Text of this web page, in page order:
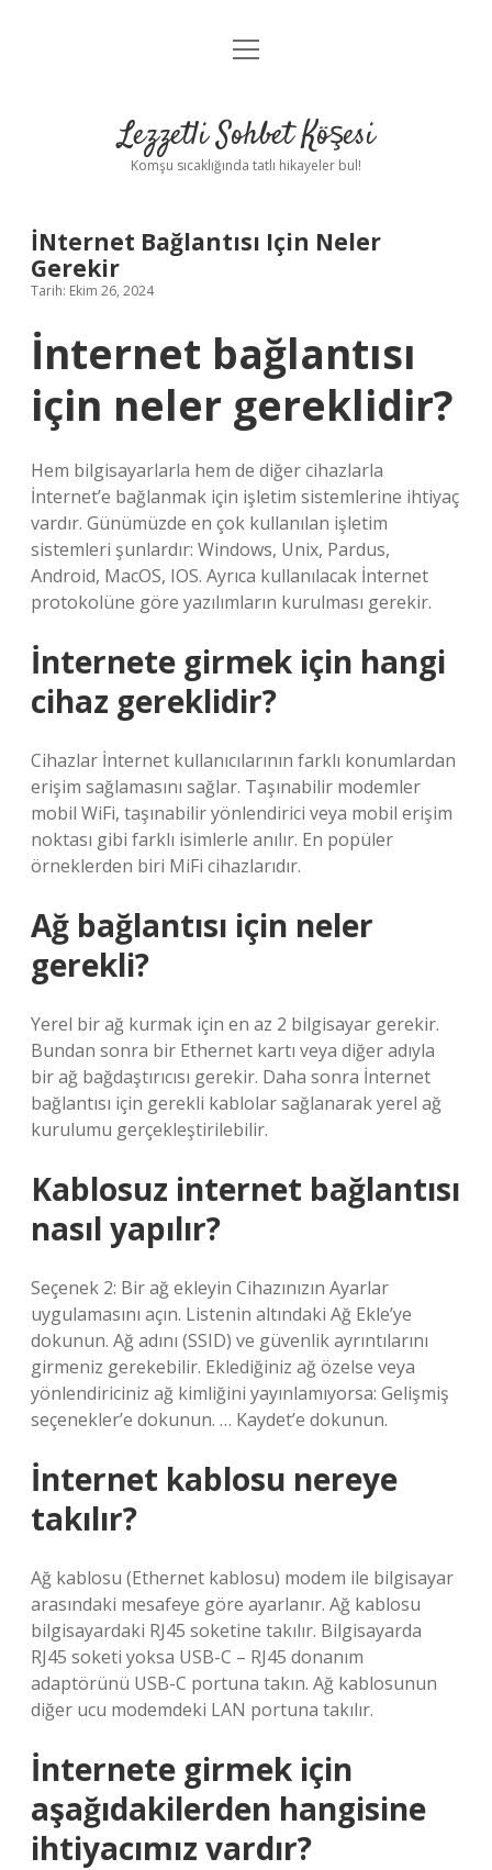
Anasayfa
Yasal Uyarı
menüyü
Lezzetli Sohbet Köşesi
Komşu sıcaklığında tatlı hikayeler bul!
İNternet Bağlantısı Için Neler
Gerekir
Tarih: Ekim 26, 2024
İnternet bağlantısı
için neler gereklidir?
Hem bilgisayarlarla hem de diğer cihazlarla
İnternet’e bağlanmak için işletim sistemlerine ihtiyaç
vardır. Günümüzde en çok kullanılan işletim
sistemleri şunlardır: Windows, Unix, Pardus,
Android, MacOS, IOS. Ayrıca kullanılacak İnternet
protokolüne göre yazılımların kurulması gerekir.
İnternete girmek için hangi
cihaz gereklidir?
Cihazlar İnternet kullanıcılarının farklı konumlardan
erişim sağlamasını sağlar. Taşınabilir modemler
mobil WiFi, taşınabilir yönlendirici veya mobil erişim
noktası gibi farklı isimlerle anılır. En popüler
örneklerden biri MiFi cihazlarıdır.
Ağ bağlantısı için neler
gerekli?
Yerel bir ağ kurmak için en az 2 bilgisayar gerekir.
Bundan sonra bir Ethernet kartı veya diğer adıyla
bir ağ bağdaştırıcısı gerekir. Daha sonra İnternet
bağlantısı için gerekli kablolar sağlanarak yerel ağ
kurulumu gerçekleştirilebilir.
Kablosuz internet bağlantısı
nasıl yapılır?
Seçenek 2: Bir ağ ekleyin Cihazınızın Ayarlar
uygulamasını açın. Listenin altındaki Ağ Ekle’ye
dokunun. Ağ adını (SSID) ve güvenlik ayrıntılarını
girmeniz gerekebilir. Eklediğiniz ağ özelse veya
yönlendiriciniz ağ kimliğini yayınlamıyorsa: Gelişmiş
seçenekler’e dokunun. … Kaydet’e dokunun.
İnternet kablosu nereye
takılır?
Ağ kablosu (Ethernet kablosu) modem ile bilgisayar
arasındaki mesafeye göre ayarlanır. Ağ kablosu
bilgisayardaki RJ45 soketine takılır. Bilgisayarda
RJ45 soketi yoksa USB-C – RJ45 donanım
adaptörünü USB-C portuna takın. Ağ kablosunun
diğer ucu modemdeki LAN portuna takılır.
İnternete girmek için
aşağıdakilerden hangisine
ihtiyacımız vardır?